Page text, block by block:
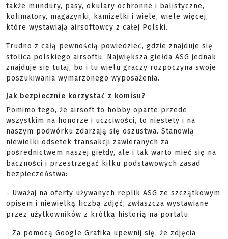
także mundury, pasy, okulary ochronne i balistyczne,
kolimatory, magazynki, kamizelki i wiele, wiele więcej,
które wystawiają airsoftowcy z całej Polski.
Trudno z całą pewnością powiedzieć, gdzie znajduje się
stolica polskiego airsoftu. Największa giełda ASG jednak
znajduje się tutaj, bo i tu wielu graczy rozpoczyna swoje
poszukiwania wymarzonego wyposażenia.
Jak bezpiecznie korzystać z komisu?
Pomimo tego, że airsoft to hobby oparte przede
wszystkim na honorze i uczciwości, to niestety i na
naszym podwórku zdarzają się oszustwa. Stanowią
niewielki odsetek transakcji zawieranych za
pośrednictwem naszej giełdy, ale i tak warto mieć się na
baczności i przestrzegać kilku podstawowych zasad
bezpieczeństwa:
- Uważaj na oferty używanych replik ASG ze szczątkowym
opisem i niewielką liczbą zdjęć, zwłaszcza wystawiane
przez użytkowników z krótką historią na portalu.
- Za pomocą Google Grafika upewnij się, że zdjęcia